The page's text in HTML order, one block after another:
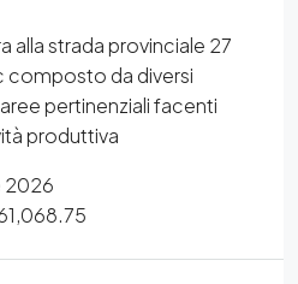
alla strada provinciale 27
composto da diversi
pertinenziali facenti
produttiva
2026